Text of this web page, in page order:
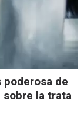
poderosa de
la trata